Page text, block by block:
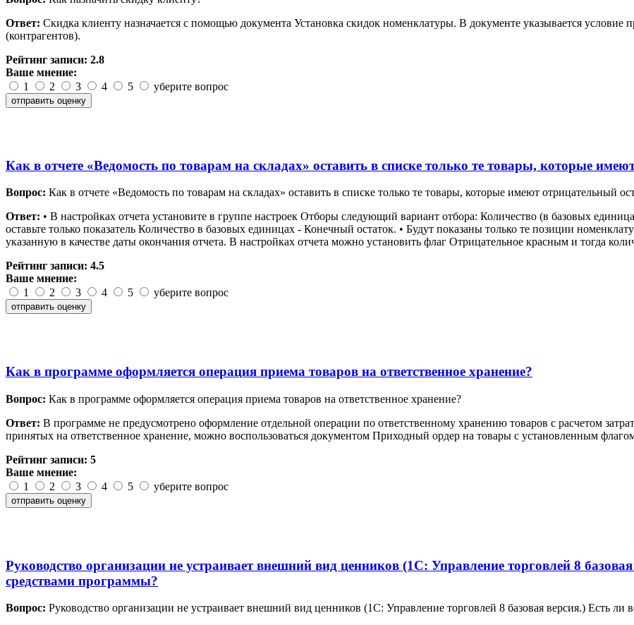
Ответ: Скидка клиенту назначается с помощью документа Установка скидок номенклатуры. В документе указывается условие
(контрагентов).
Рейтинг записи: 2.8
Ваше мнение:
1
2 3 4 5 уберите вопрос
Как в отчете «Ведомость по товарам на складах» оставить в списке только те товары, которые
Вопрос: Как в отчете «Ведомость по товарам на складах» оставить в списке только те товары, которые имеют отрицательный
Ответ: • В настройках отчета установите в группе настроек Отборы следующий вариант отбора: Количество (в базовых
оставьте только показатель Количество в базовых единицах - Конечный остаток. • Будут показаны только те позиции
указанную в качестве даты окончания отчета. В настройках отчета можно установить флаг Отрицательное красным и тогда
Рейтинг записи: 4.5
Ваше мнение:
1
2 3 4 5 уберите вопрос
Как в программе оформляется операция приема товаров на ответственное хранение?
Вопрос: Как в программе оформляется операция приема товаров на ответственное хранение?
Ответ: В программе не предусмотрено оформление отдельной операции по ответственному хранению товаров с расчетом
принятых на ответственное хранение, можно воспользоваться документом Приходный ордер на товары с установленным
Рейтинг записи: 5
Ваше мнение:
1
2 3 4 5 уберите вопрос
Руководство организации не устраивает внешний вид ценников (1С: Управление торговлей 8
средствами программы?
Вопрос: Руководство организации не устраивает внешний вид ценников (1С: Управление торговлей 8 базовая версия.) Есть